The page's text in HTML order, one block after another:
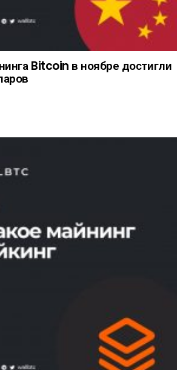
Bitcoin в ноябре достигли